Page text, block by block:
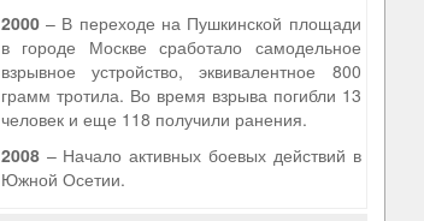
2000– В переходе на Пушкинской площади
в городе Москве сработало самодельное
взрывное устройство, эквивалентное 800
грамм тротила. Во время взрыва погибли 13
человек и еще 118 получили ранения.
2008– Начало активных боевых действий в
Южной Осетии.